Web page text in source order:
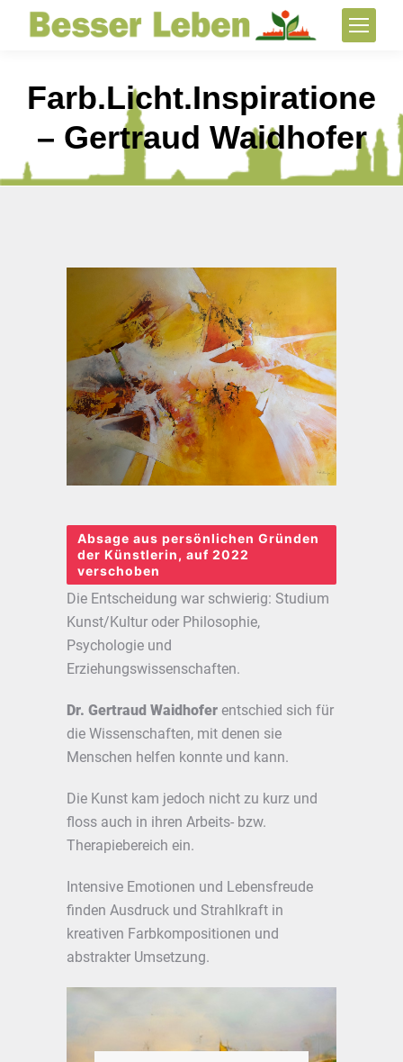
Farb.Licht.Inspirationen
– Gertraud Waidhofer
Absage aus persönlichen Gründen
der Künstlerin, auf 2022
verschoben
Die Entscheidung war schwierig: Studium
Kunst/Kultur oder Philosophie,
Psychologie und
Erziehungswissenschaften.
Dr. Gertraud Waidhofer entschied sich für
die Wissenschaften, mit denen sie
Menschen helfen konnte und kann.
Die Kunst kam jedoch nicht zu kurz und
floss auch in ihren Arbeits- bzw.
Therapiebereich ein.
Intensive Emotionen und Lebensfreude
finden Ausdruck und Strahlkraft in
kreativen Farbkompositionen und
abstrakter Umsetzung.